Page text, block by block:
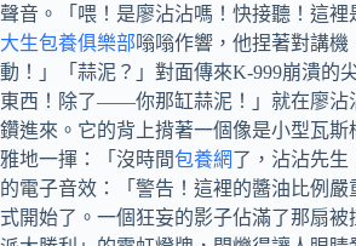
聲音。「喂！是廖沾沾嗎！快接聽！這
大生包養俱樂部嗡嗡作響，他捏著對講
動！」「蒜泥？」對面傳來K-999崩潰的
東西！除了——你那缸蒜泥！」就在廖沾
鑽進來。它的背上揹著一個像是小型瓦
雅地一揮：「沒時間包養網了，沾沾先生
的電子音效：「警告！這裡的醬油比例
式開始了。一個狂妄的影子佔滿了那扇